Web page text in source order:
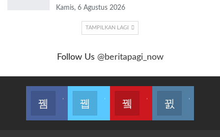
Kamis, 6 Agustus 2026
TAMPILKAN LAGI
Follow Us @beritapagi_now